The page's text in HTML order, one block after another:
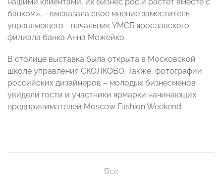
банком», - высказала свое мнение заместитель
управляющего - начальник УМСБ ярославского
филиала банка Анна Можейко.
В столице выставка была открыта в Московской
школе управления СКОЛКОВО. Также, фотографии
российских дизайнеров – молодых бизнесменов
увидели гости и участники ярмарки начинающих
предпринимателей Moscow Fashion Weekend.
Все